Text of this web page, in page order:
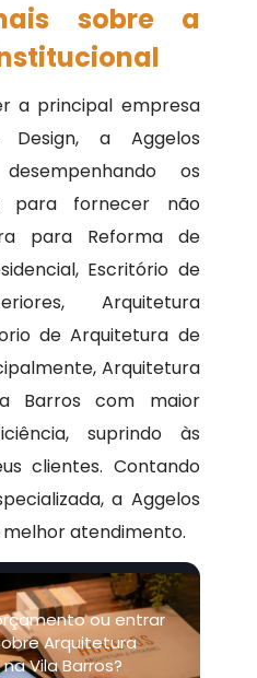
sobre a
a principal empresa
a Aggelos
os
para fornecer não
para Reforma de
Escritório de
Arquitetura
de Arquitetura de
Arquitetura
Barros com maior
suprindo às
clientes. Contando
a Aggelos
atendimento.
ou entrar
Arquitetura
Vila Barros?